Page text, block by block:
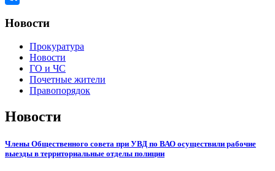
Новости
Прокуратура
Новости
ГО и ЧС
Почетные жители
Правопорядок
Новости
Члены Общественного совета при УВД по ВАО осуществили рабочие
выезды в территориальные отделы полиции